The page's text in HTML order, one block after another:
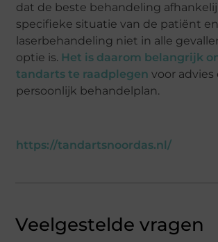
dat de beste behandeling
specifieke situatie van de patiënt
laserbehandeling niet in alle
optie is. Het is daarom belangrijk
tandarts te raadplegen voor advies
persoonlijk behandelplan.
https://tandartsnoordas.nl/
Veelgestelde vragen